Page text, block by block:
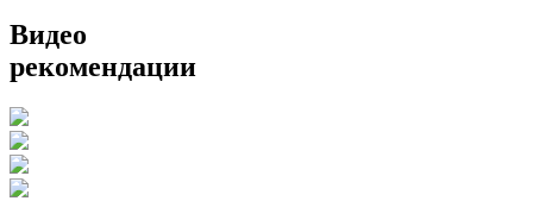
Видео
рекомендации